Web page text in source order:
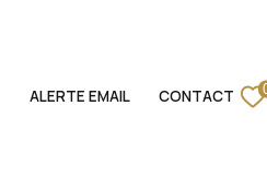
ALERTE EMAIL CONTACT